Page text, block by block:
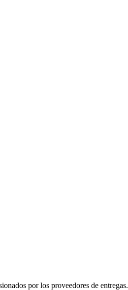
por los proveedores de entregas.